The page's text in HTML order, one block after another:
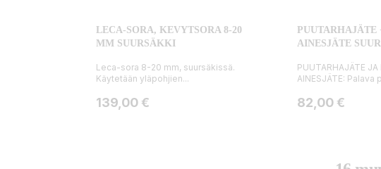
LECA-SORA, KEVYTSORA 8-20
MM SUURSÄKKI
Leca-sora 8-20 mm, suursäkissä.
Käytetään yläpohjien...
Hinta
139,00 €
PUUTARHAJÄTE
AINESJÄTE
PUUTARHAJÄTE JA
AINESJÄTE: Palava
Hinta
82,00 €